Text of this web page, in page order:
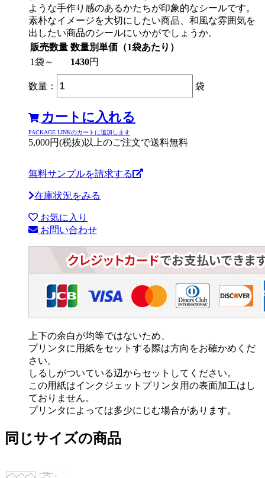
ような手作り感のあるかたちが印象的なシールです。
素朴なイメージを大切にしたい商品、和風な雰囲気を
出したい商品のシールにいかがでしょうか。
販売数量 数量別単価（1袋あたり）
1袋～
1430円
数量： 袋
カートに入れる
PACKAGE LINKのカートに追加します
5,000円(税抜)以上のご注文で送料無料
無料サンプルを請求する
在庫状況をみる
お気に入り
お問い合わせ
上下の余白が均等ではないため、
プリンタに用紙をセットする際は方向をお確かめくだ
さい。
しるしがついている辺からセットしてください。
この用紙はインクジェットプリンタ用の表面加工はし
ておりません。
プリンタによっては多少にじむ場合があります。
同じサイズの商品